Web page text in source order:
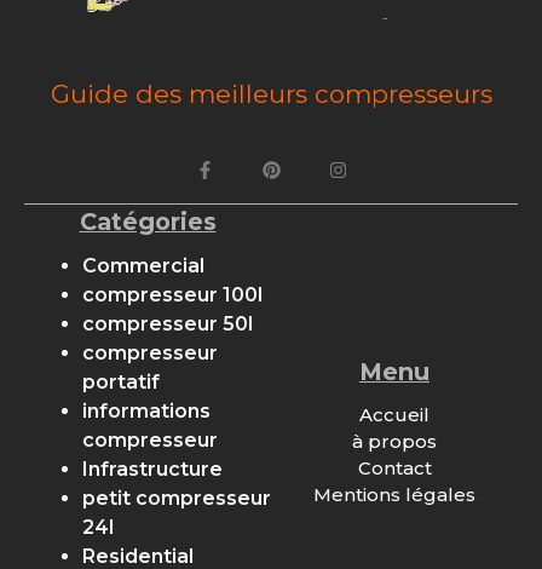
Guide des meilleurs compresseurs
Catégories
Commercial
compresseur 100l
compresseur 50l
compresseur
portatif
informations
compresseur
Infrastructure
petit compresseur
24l
Residential
Menu
Accueil
à propos
Contact
Mentions légales